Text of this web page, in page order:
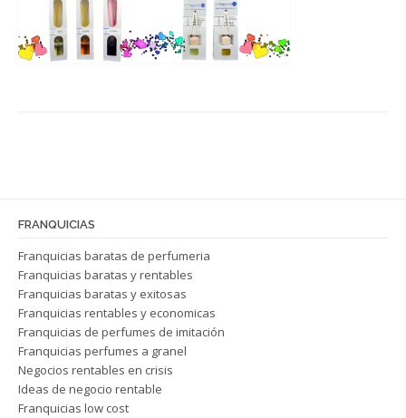
FRANQUICIAS
Franquicias baratas de perfumeria
Franquicias baratas y rentables
Franquicias baratas y exitosas
Franquicias rentables y economicas
Franquicias de perfumes de imitación
Franquicias perfumes a granel
Negocios rentables en crisis
Ideas de negocio rentable
Franquicias low cost